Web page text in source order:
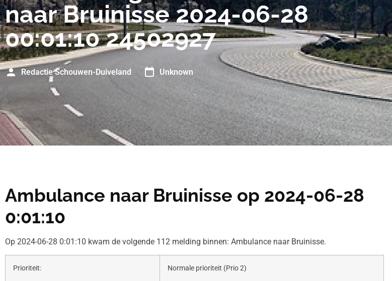
naar Bruinisse 2024-06-28
00:01:10 24502927
Redactie Schouwen-Duiveland Unknown
Ambulance naar Bruinisse op 2024-06-28
0:01:10
Op 2024-06-28 0:01:10 kwam de volgende 112 melding binnen: Ambulance naar Bruinisse.
Prioriteit: Normale prioriteit (Prio 2)